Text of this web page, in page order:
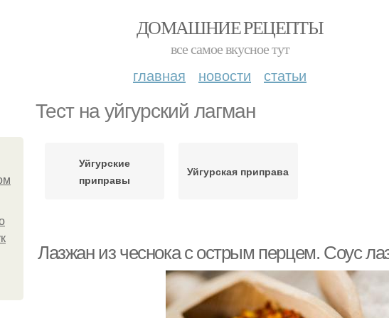
ДОМАШНИЕ РЕЦЕПТЫ
все самое вкусное тут
главная новости статьи
Тест на уйгурский лагман
Уйгурские
приправы
Уйгурская приправа
Лазжан из чеснока с острым перцем. Соус